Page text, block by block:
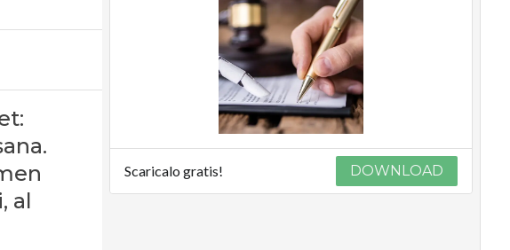
al
Scaricalo gratis! DOWNLOAD